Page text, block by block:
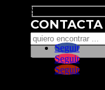
Search
CONTACTA
Seguir
Seguir
Seguir